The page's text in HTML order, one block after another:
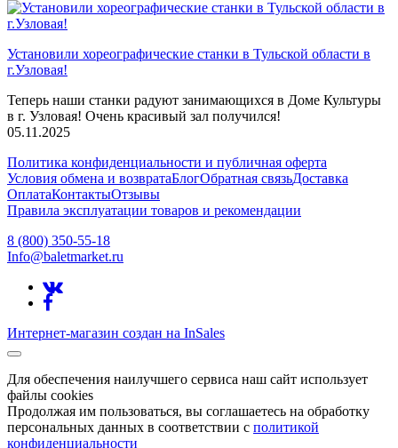
Установили хореографические станки в Тульской области в
г.Узловая!
Теперь наши станки радуют занимающихся в Доме Культуры
в г. Узловая! Очень красивый зал получился!
05.11.2025
Политика конфиденциальности и публичная оферта
Условия обмена и возвратаБлогОбратная связьДоставка
ОплатаКонтактыОтзывы
Правила эксплуатации товаров и рекомендации
8 (800) 350-55-18
Info@baletmarket.ru
Интернет-магазин создан на InSales
Для обеспечения наилучшего сервиса наш сайт использует
файлы cookies
Продолжая им пользоваться, вы соглашаетесь на обработку
персональных данных в соответствии с политикой
конфиденциальности